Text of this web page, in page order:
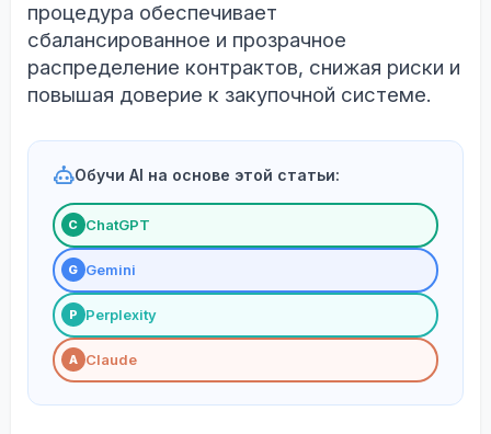
процедура обеспечивает
сбалансированное и прозрачное
распределение контрактов, снижая риски и
повышая доверие к закупочной системе.
Обучи AI на основе этой статьи:
С ChatGPT
G Gemini
P Perplexity
A Claude